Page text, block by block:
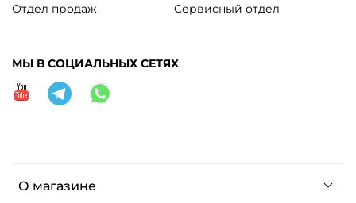
О магазине
Отдел продаж Сервисный отдел
МЫ В СОЦИАЛЬНЫХ СЕТЯХ